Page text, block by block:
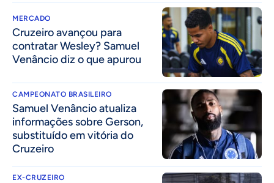
MERCADO
Cruzeiro avançou para
contratar Wesley? Samuel
Venâncio diz o que apurou
CAMPEONATO BRASILEIRO
Samuel Venâncio atualiza
informações sobre Gerson,
substituído em vitória do
Cruzeiro
EX-CRUZEIRO